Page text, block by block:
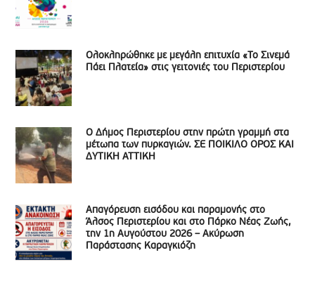
Ολοκληρώθηκε με μεγάλη επιτυχία «Το Σινεμά
Πάει Πλατεία» στις γειτονιές του Περιστερίου
Ο Δήμος Περιστερίου στην πρώτη γραμμή στα
μέτωπα των πυρκαγιών. ΣΕ ΠΟΙΚΙΛΟ ΟΡΟΣ ΚΑΙ
ΔΥΤΙΚΗ ΑΤΤΙΚΗ
Απαγόρευση εισόδου και παραμονής στο
Άλσος Περιστερίου και στο Πάρκο Νέας Ζωής,
την 1η Αυγούστου 2026 – Ακύρωση
Παράστασης Καραγκιόζη